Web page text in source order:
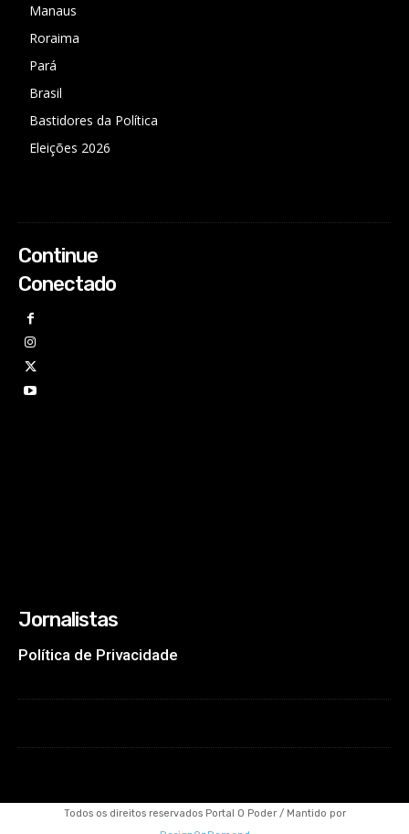
Manaus
Roraima
Pará
Brasil
Bastidores da Política
Eleições 2026
Continue
Conectado
Jornalistas
Política de Privacidade
Todos os direitos reservados Portal O Poder / Mantido por